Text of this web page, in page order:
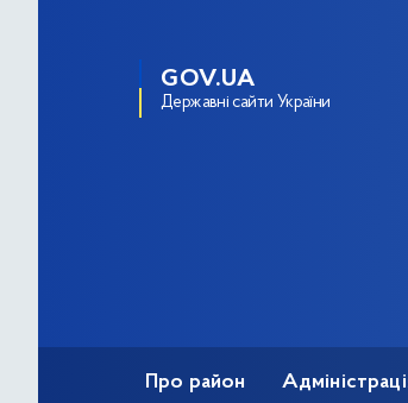
GOV.UA
Державні сайти України
Про район